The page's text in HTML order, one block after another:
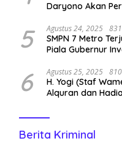
Daryono Akan
Cemburu Asal
5 Agustus 24, 2025
SMPN 7 Metro
Piala Gubernur
6 Agustus 25, 2025
H. Yogi (Staf
Alquran dan
Berita Kriminal